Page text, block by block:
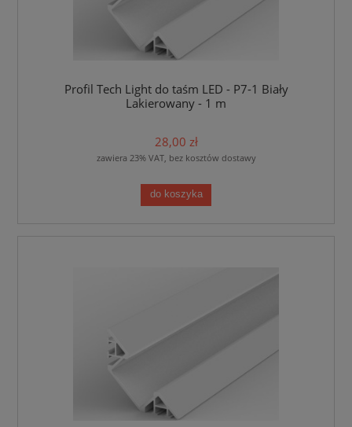
Profil Tech Light do taśm LED - P7-1 Biały
Lakierowany - 1 m
28,00 zł
zawiera 23% VAT, bez kosztów dostawy
do koszyka